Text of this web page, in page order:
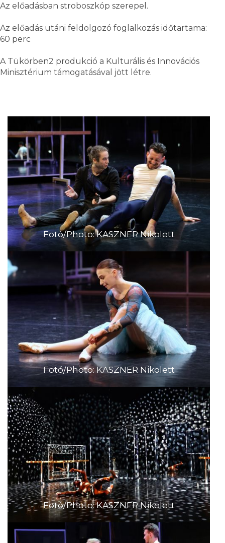
Az előadásban stroboszkóp szerepel.
Az előadás utáni feldolgozó foglalkozás időtartama:
60 perc
A Tükörben2 produkció a Kulturális és Innovációs
Minisztérium támogatásával jött létre.
Fotó/Photo: KASZNER Nikolett
Fotó/Photo: KASZNER Nikolett
Fotó/Photo: KASZNER Nikolett